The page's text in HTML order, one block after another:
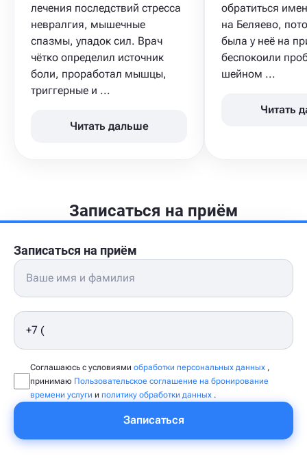
лечения последствий стресса
невралгия, мышечные
спазмы, упадок сил. Врач
чётко определил источник
боли, проработал мышцы,
триггерные и ...
Читать дальше
обратиться
на Беляево,
была у неё на
беспокоили
шейном ...
Читать
Записаться на приём
Записаться на приём
Соглашаюсь с условиями обработки персональных данных ,
принимаю Пользовательское соглашение на бронирование
времени услуги и политику обработки данных .
Записаться